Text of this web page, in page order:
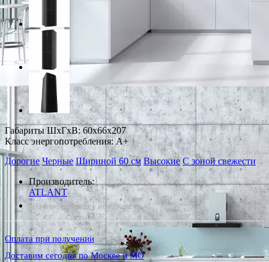
Габариты ШxГxВ: 60x66x207
Класс энергопотребления: A+
Дорогие Черные Шириной 60 см Высокие С зоной свежести
Производитель:
ATLANT
*Наличие уточняйте у менеджера
Оплата при получении
Доставим сегодня по Москве и МО